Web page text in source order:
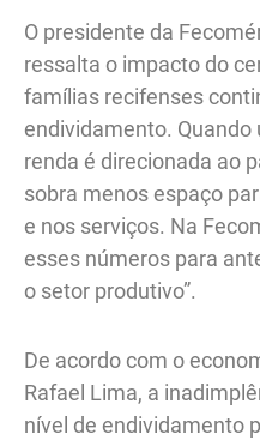
O presidente da
ressalta o impacto do
famílias recifenses
endividamento.
renda é direcionada ao
sobra menos espaço
e nos serviços. Na
esses números para
o setor produtivo”.
De acordo com o
Rafael Lima, a
nível de endividamento